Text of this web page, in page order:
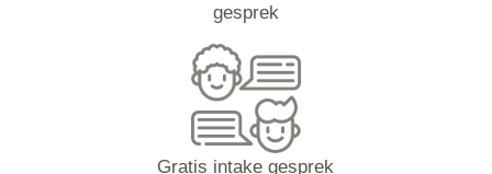
gesprek
Gratis intake gesprek